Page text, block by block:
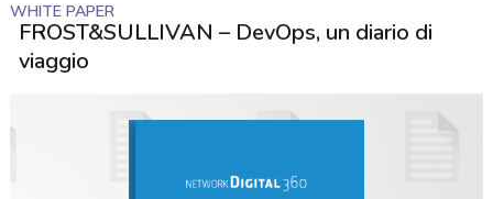
WHITE PAPER
FROST&SULLIVAN – DevOps, un diario di
viaggio